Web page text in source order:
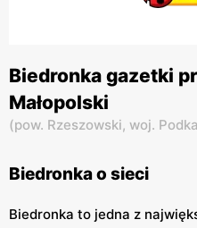
Biedronka gazetki
Małopolski
(pow. Rzeszowski, woj.
Biedronka o sieci
Biedronka to jedna z